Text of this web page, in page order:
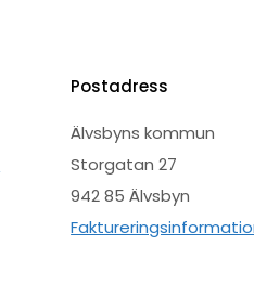
Postadress
Älvsbyns kommun
Storgatan 27
942 85 Älvsbyn